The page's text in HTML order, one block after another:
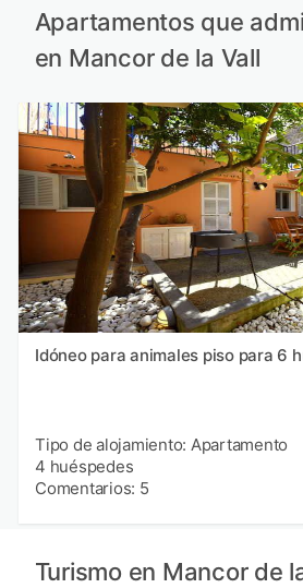
Apartamentos que
en Mancor de la Vall
Idóneo para animales piso para 6
Tipo de alojamiento: Apartamento
4 huéspedes
Comentarios: 5
Turismo en Mancor de